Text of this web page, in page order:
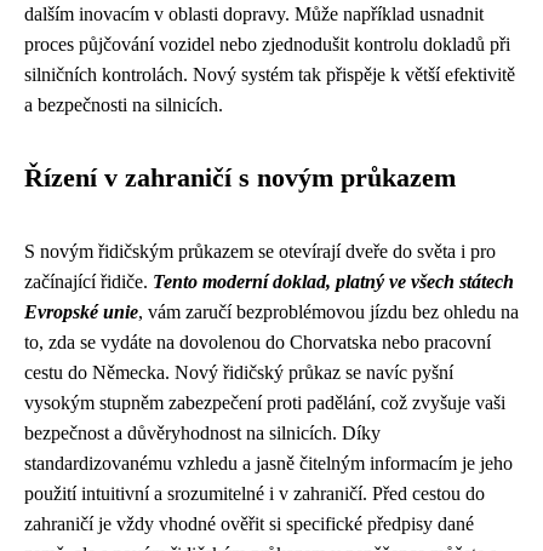
dalším inovacím v oblasti dopravy. Může například usnadnit
proces půjčování vozidel nebo zjednodušit kontrolu dokladů při
silničních kontrolách. Nový systém tak přispěje k větší efektivitě
a bezpečnosti na silnicích.
Řízení v zahraničí s novým průkazem
S novým řidičským průkazem se otevírají dveře do světa i pro
začínající řidiče. Tento moderní doklad, platný ve všech státech
Evropské unie, vám zaručí bezproblémovou jízdu bez ohledu na
to, zda se vydáte na dovolenou do Chorvatska nebo pracovní
cestu do Německa. Nový řidičský průkaz se navíc pyšní
vysokým stupněm zabezpečení proti padělání, což zvyšuje vaši
bezpečnost a důvěryhodnost na silnicích. Díky
standardizovanému vzhledu a jasně čitelným informacím je jeho
použití intuitivní a srozumitelné i v zahraničí. Před cestou do
zahraničí je vždy vhodné ověřit si specifické předpisy dané